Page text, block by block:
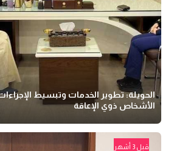
الحويلة: تطوير الخدمات وتبسيط
الأشخاص ذوي الإعاقة
قبل 3 أشهر